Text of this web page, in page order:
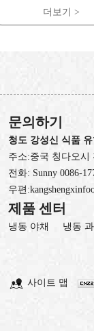
문의하기
청도 강성신 식품
주소:중국 칭다오시
전화: Sunny 0086-
우편:
제품 센터
냉동 야채 냉동
사이트 맵